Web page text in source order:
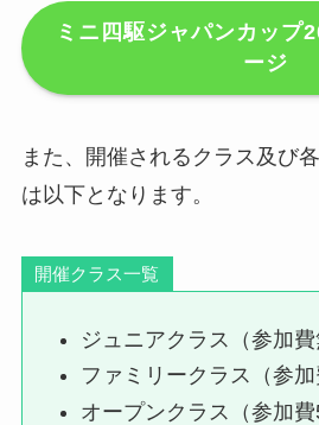
ミニ四駆ジャパンカップ
ージ
また、開催されるクラス及び
は以下となります。
開催クラス一覧
ジュニアクラス（参加費
ファミリークラス（参加
オープンクラス（参加費